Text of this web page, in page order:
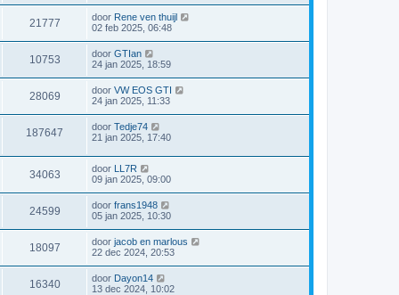
21777 door Rene ven thuijl
02 feb 2025, 06:48
10753 door GTIan
24 jan 2025, 18:59
28069 door VW EOS GTI
24 jan 2025, 11:33
187647 door Tedje74
21 jan 2025, 17:40
34063 door LL7R
09 jan 2025, 09:00
24599 door frans1948
05 jan 2025, 10:30
18097 door jacob en marlous
22 dec 2024, 20:53
16340 door Dayon14
13 dec 2024, 10:02